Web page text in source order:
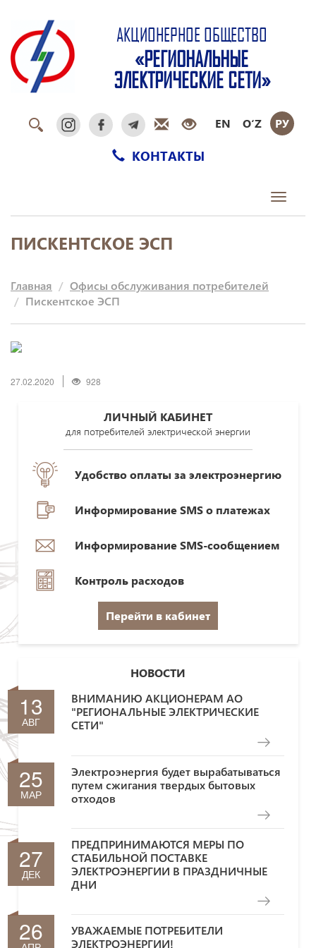
АКЦИОНЕРНОЕ ОБЩЕСТВО
«РЕГИОНАЛЬНЫЕ
ЭЛЕКТРИЧЕСКИЕ СЕТИ»
EN O‘Z РУ
КОНТАКТЫ
Toggle
ПИСКЕНТСКОЕ ЭСП
Главная
Офисы обслуживания потребителей
Пискентское ЭСП
27.02.2020 928
ЛИЧНЫЙ КАБИНЕТ
для потребителей электрической энергии
Удобство оплаты за электроэнергию
Информирование SMS о платежах
Информирование SMS-сообщением
Контроль расходов
Перейти в кабинет
НОВОСТИ
13
АВГ
ВНИМАНИЮ АКЦИОНЕРАМ АО
"РЕГИОНАЛЬНЫЕ ЭЛЕКТРИЧЕСКИЕ
СЕТИ"
25
МАР
Электроэнергия будет вырабатываться
путем сжигания твердых бытовых
отходов
27
ДЕК
ПРЕДПРИНИМАЮТСЯ МЕРЫ ПО
СТАБИЛЬНОЙ ПОСТАВКЕ
ЭЛЕКТРОЭНЕРГИИ В ПРАЗДНИЧНЫЕ
ДНИ
26
УВАЖАЕМЫЕ ПОТРЕБИТЕЛИ
ЭЛЕКТРОЭНЕРГИИ!